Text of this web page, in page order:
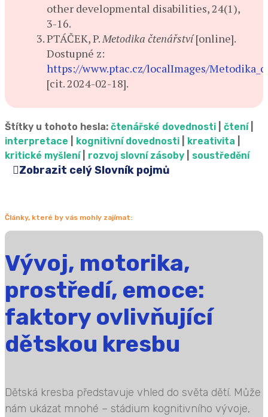
other developmental disabilities, 24(1),
3-16.
PTÁČEK, P.Metodika čtenářství[online].
Dostupné z:
https://www.ptac.cz/localImages/
[cit. 2024-02-18].
Štítky u tohoto hesla: čtenářské dovednosti čtení|
interpretace
kognitivní dovednosti kreativita
kritické myšlení| rozvoj slovní zásoby soustředění
Zobrazit celý Slovník pojmů
Články, které by vás mohly zajímat:
Vývoj, motorika,
prostředí, emoce:
faktory ovlivňující
dětskou kresbu
Dětská kresba představuje vhled do světa dětí. Může
nám ukázat mnohé – stádium kognitivního vývoje,